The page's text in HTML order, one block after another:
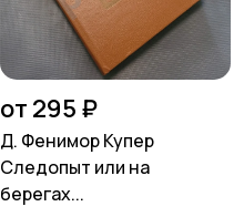
от 295 ₽
Д. Фенимор Купер
Следопыт или на
берегах...